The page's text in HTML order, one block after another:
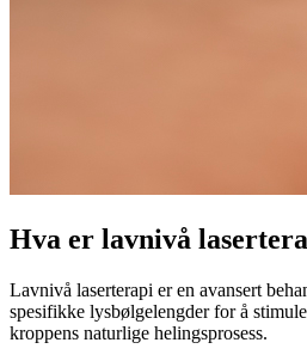
Hva er lavnivå
Lavnivå laserterapi er en avansert
spesifikke lysbølgelengder for å
kroppens naturlige helingsprosess.